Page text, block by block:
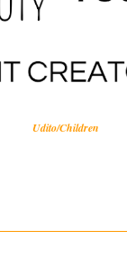
Udito/Children